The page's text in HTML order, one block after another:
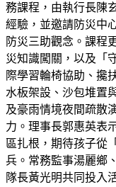
務課程，由執行長陳
經驗，並邀請防災中
防災三助觀念。課程
災知識闖關，以及「
際學習輪椅協助、攙
水板架設、沙包堆置
及豪雨情境夜間疏散
力。理事長郭惠英表
區扎根，期待孩子從
兵。常務監事湯麗鄉
隊長黃光明共同投入